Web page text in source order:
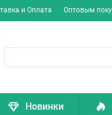
и Оплата Оптовым
Новинки